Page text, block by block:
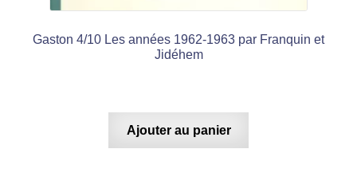
Gaston 4/10 Les années 1962-1963 par Franquin et
Jidéhem
Ajouter au panier